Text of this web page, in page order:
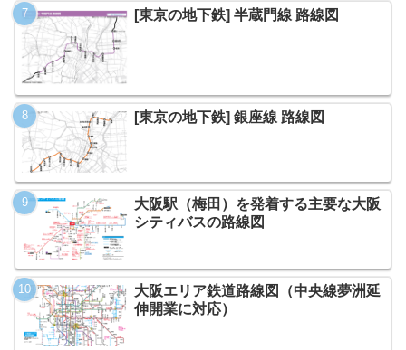
[東京の地下鉄] 半蔵門線 路線図
[東京の地下鉄] 銀座線 路線図
大阪駅（梅田）を発着する主要な大阪
シティバスの路線図
大阪エリア鉄道路線図（中央線夢洲延
伸開業に対応）